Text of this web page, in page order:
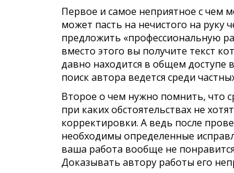
Первое и самое неприятное с чем
может пасть на нечистого на
предложить «профессиональную
вместо этого вы получите текст
давно находится в общем доступе
поиск автора ведется среди
Второе о чем нужно помнить, что
при каких обстоятельствах не
корректировки. А ведь после
необходимы определенные
ваша работа вообще не
Доказывать автору работы его